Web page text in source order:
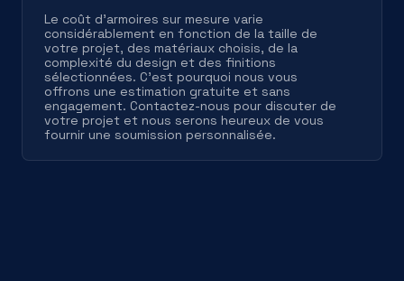
Le coût d'armoires sur mesure varie
considérablement en fonction de la taille de
votre projet, des matériaux choisis, de la
complexité du design et des finitions
sélectionnées. C'est pourquoi nous vous
offrons une estimation gratuite et sans
engagement. Contactez-nous pour discuter de
votre projet et nous serons heureux de vous
fournir une soumission personnalisée.